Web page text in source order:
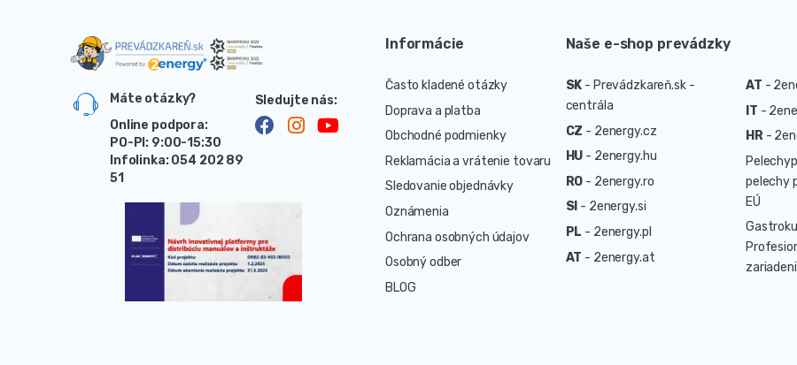
Máte otázky?
Online podpora:
PO-PI: 9:00-15:30
Infolinka: 054 202 89
51
Informácie
Často kladené otázky
Doprava a platba
Obchodné podmienky
Reklamácia a vrátenie tovaru
Sledovanie objednávky
Oznámenia
Ochrana osobných údajov
Osobný odber
BLOG
Naše e-shop prevádzky
SK - Prevádzkareň.sk -
centrála
CZ - 2energy.cz
HU - 2energy.hu
RO - 2energy.ro
SI - 2energy.si
PL - 2energy.pl
AT - 2energy.at
AT -
IT -
HR-
pelechy
EÚ